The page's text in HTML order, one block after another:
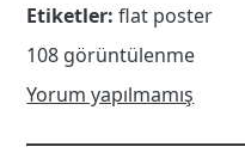
Etiketler: flat poster
108 görüntülenme
Yorum yapılmamış